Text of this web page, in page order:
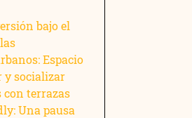
bajo el
Espacio
y socializar
con terrazas
Una pausa